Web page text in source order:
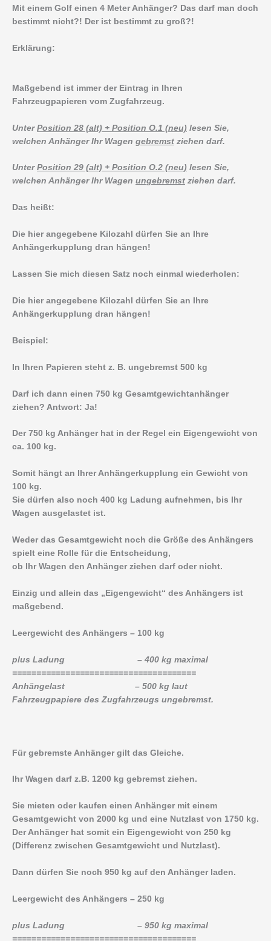
Mit einem Golf einen 4 Meter Anhänger? Das darf man doch
bestimmt nicht?! Der ist bestimmt zu groß?!
Erklärung:
Maßgebend ist immer der Eintrag in Ihren
Fahrzeugpapieren vom Zugfahrzeug.
Unter Position 28 (alt) + Position O.1 (neu) lesen Sie,
welchen Anhänger Ihr Wagen gebremst ziehen darf.
Unter Position 29 (alt) + Position O.2 (neu) lesen Sie,
welchen Anhänger Ihr Wagen ungebremst ziehen darf.
Das heißt:
Die hier angegebene Kilozahl dürfen Sie an Ihre
Anhängerkupplung dran hängen!
Lassen Sie mich diesen Satz noch einmal wiederholen:
Die hier angegebene Kilozahl dürfen Sie an Ihre
Anhängerkupplung dran hängen!
Beispiel:
In Ihren Papieren steht z. B. ungebremst 500 kg
Darf ich dann einen 750 kg Gesamtgewichtanhänger
ziehen? Antwort: Ja!
Der 750 kg Anhänger hat in der Regel ein Eigengewicht von
ca. 100 kg.
Somit hängt an Ihrer Anhängerkupplung ein Gewicht von
100 kg.
Sie dürfen also noch 400 kg Ladung aufnehmen, bis Ihr
Wagen ausgelastet ist.
Weder das Gesamtgewicht noch die Größe des Anhängers
spielt eine Rolle für die Entscheidung,
ob Ihr Wagen den Anhänger ziehen darf oder nicht.
Einzig und allein das „Eigengewicht“ des Anhängers ist
maßgebend.
Leergewicht des Anhängers – 100 kg
plus Ladung – 400 kg maximal
======================================
Anhängelast – 500 kg laut
Fahrzeugpapiere des Zugfahrzeugs ungebremst.
Für gebremste Anhänger gilt das Gleiche.
Ihr Wagen darf z.B. 1200 kg gebremst ziehen.
Sie mieten oder kaufen einen Anhänger mit einem
Gesamtgewicht von 2000 kg und eine Nutzlast von 1750 kg.
Der Anhänger hat somit ein Eigengewicht von 250 kg
(Differenz zwischen Gesamtgewicht und Nutzlast).
Dann dürfen Sie noch 950 kg auf den Anhänger laden.
Leergewicht des Anhängers – 250 kg
plus Ladung – 950 kg maximal
======================================